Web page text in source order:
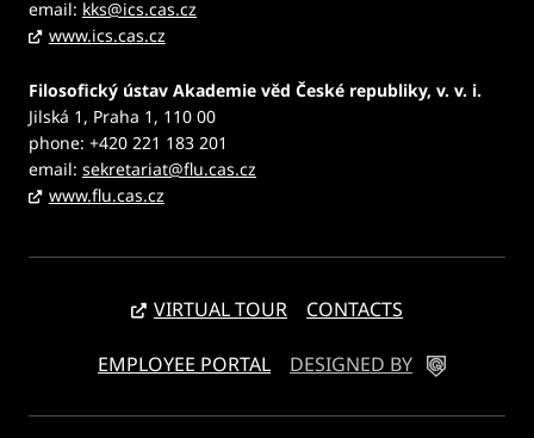
email: kks@ics.cas.cz
www.ics.cas.cz
Filosofický ústav Akademie věd České republiky, v. v. i.
Jilská 1, Praha 1, 110 00
phone: +420 221 183 201
email: sekretariat@flu.cas.cz
www.flu.cas.cz
VIRTUAL TOUR CONTACTS
EMPLOYEE PORTAL DESIGNED BY